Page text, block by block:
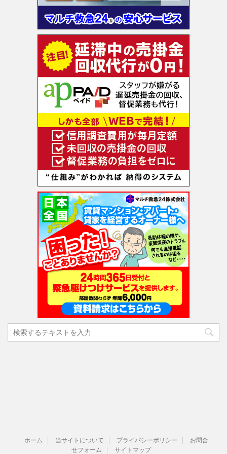
ホーム 当サイトについて プライバシーポリシー
お問合
せフォーム
サイトマップ